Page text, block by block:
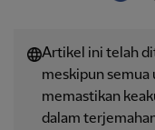
Artikel ini telah
meskipun semua
memastikan
dalam